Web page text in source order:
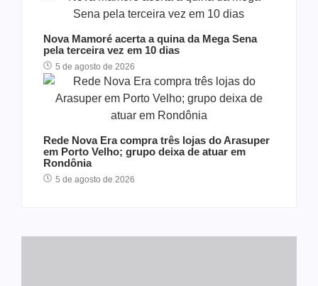
Nova Mamoré acerta a quina da Mega Sena
pela terceira vez em 10 dias
5 de agosto de 2026
Rede Nova Era compra três lojas do Arasuper
em Porto Velho; grupo deixa de atuar em
Rondônia
5 de agosto de 2026